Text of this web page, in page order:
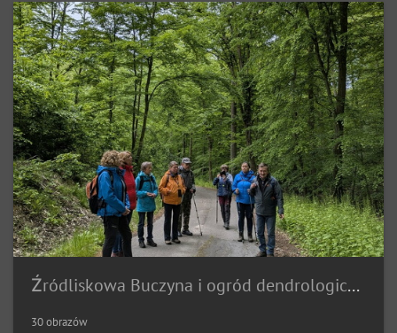
Źródliskowa Buczyna i ogród dendrologiczny w Glinnej (18.05.2025)
30 obrazów